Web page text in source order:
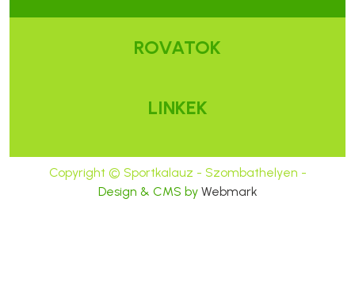
ROVATOK
LINKEK
Copyright © Sportkalauz - Szombathelyen -
Design & CMS by Webmark